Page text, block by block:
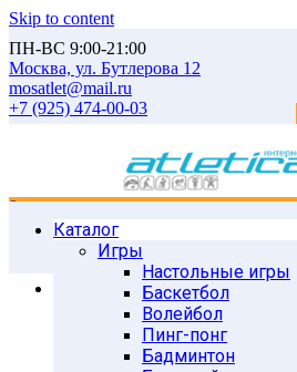
Skip to content
ПН-ВС 9:00-21:00
Москва, ул. Бутлерова 12
mosatlet@mail.ru
+7 (925) 474-00-03
0
Каталог
Игры
Настольные игры
Баскетбол
Волейбол
Пинг-понг
Бадминтон
Главная
Товары
Uncategorized
PW-117N Коньки роликовые